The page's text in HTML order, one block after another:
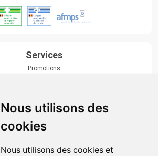
Nous utilisons des
cookies
Nous utilisons des cookies et
Services
Promotions
Actualités & conseils
Événements
Marques
Suivez-nous